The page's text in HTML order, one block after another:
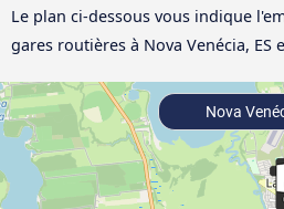
Le plan ci-dessous vous indique
gares routières à Nova Venécia, ES
Nova